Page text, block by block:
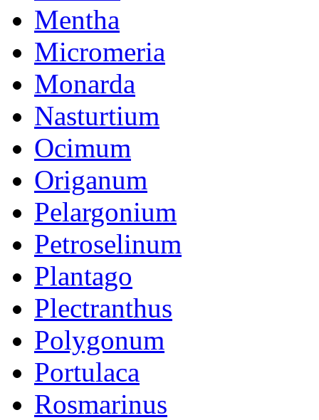
Mentha
Micromeria
Monarda
Nasturtium
Ocimum
Origanum
Pelargonium
Petroselinum
Plantago
Plectranthus
Polygonum
Portulaca
Rosmarinus